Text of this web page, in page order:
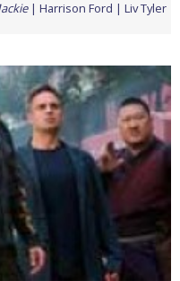
Harrison Ford
Liv Tyler